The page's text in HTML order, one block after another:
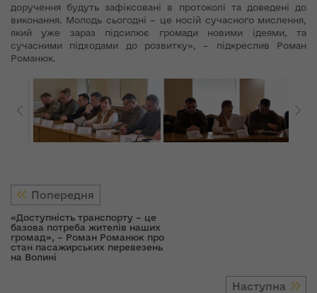
доручення будуть зафіксовані в протоколі та доведені до
виконання. Молодь сьогодні – це носій сучасного мислення,
який уже зараз підсилює громади новими ідеями, та
сучасними підходами до розвитку», – підкреслив Роман
Романюк.
Попередня
«Доступність транспорту – це
базова потреба жителів наших
громад», – Роман Романюк про
стан пасажирських перевезень
на Волині
Наступна